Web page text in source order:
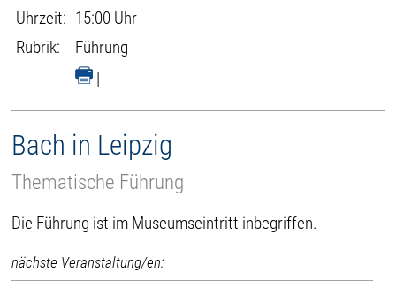
Uhrzeit: 15:00 Uhr
Rubrik:
Führung
|
Bach in Leipzig
Thematische Führung
Die Führung ist im Museumseintritt inbegriffen.
nächste Veranstaltung/en: